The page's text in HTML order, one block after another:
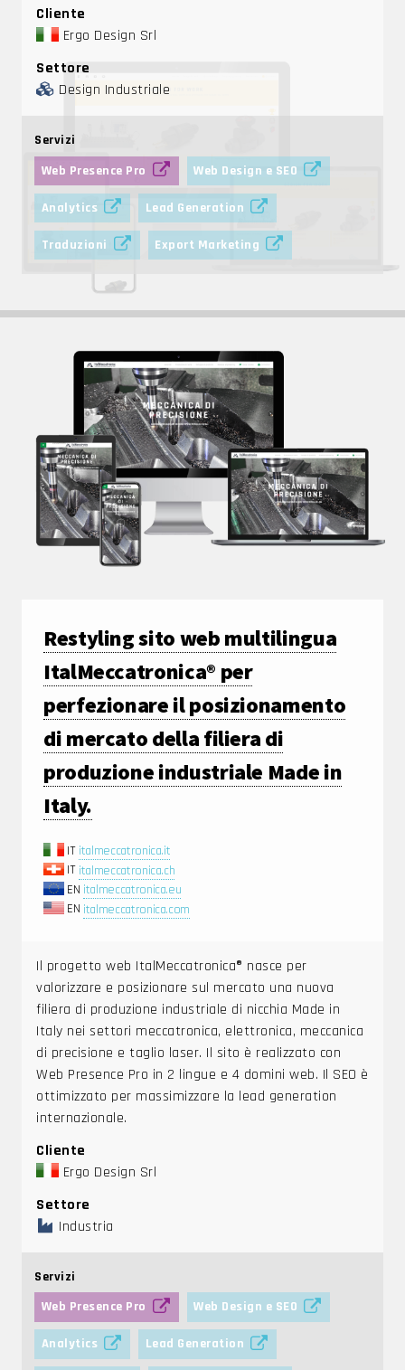
Cliente
Ergo Design Srl
Settore
Design Industriale
Servizi
Web Presence Pro
Web Design e SEO
Analytics Lead Generation
Traduzioni Export Marketing
Restyling sito web multilingua
ItalMeccatronica® per
perfezionare il posizionamento
di mercato della filiera di
produzione industriale Made in
Italy.
IT italmeccatronica.it
IT italmeccatronica.ch
EN italmeccatronica.eu
EN italmeccatronica.com
Il progetto web ItalMeccatronica® nasce per
valorizzare e posizionare sul mercato una nuova
filiera di produzione industriale di nicchia Made in
Italy nei settori meccatronica, elettronica, meccanica
di precisione e taglio laser. Il sito è realizzato con
Web Presence Pro in 2 lingue e 4 domini web. Il SEO è
ottimizzato per massimizzare la lead generation
internazionale.
Cliente
Ergo Design Srl
Settore
Industria
Servizi
Web Presence Pro
Web Design e SEO
Analytics Lead Generation